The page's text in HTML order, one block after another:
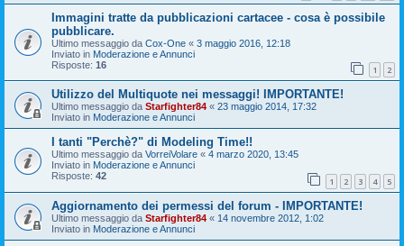
Immagini tratte da pubblicazioni cartacee - cosa è possibile
pubblicare.
Ultimo messaggio da Cox-One « 3 maggio 2016, 12:18
Inviato in Moderazione e Annunci
Risposte: 16 1 2
Utilizzo del Multiquote nei messaggi! IMPORTANTE!
Ultimo messaggio da Starfighter84 « 23 maggio 2014, 17:32
Inviato in Moderazione e Annunci
I tanti "Perchè?" di Modeling Time!!
Ultimo messaggio da VorreiVolare « 4 marzo 2020, 13:45
Inviato in Moderazione e Annunci
Risposte: 42 1 2 3 4 5
Aggiornamento dei permessi del forum - IMPORTANTE!
Ultimo messaggio da Starfighter84 « 14 novembre 2012, 1:02
Inviato in Moderazione e Annunci